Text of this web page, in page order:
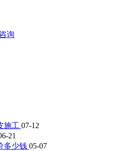
询
施工 07-12
21
多少钱 05-07